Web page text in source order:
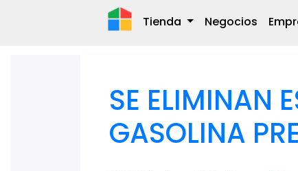
Tienda Negocios
SE ELIMINAN
GASOLINA